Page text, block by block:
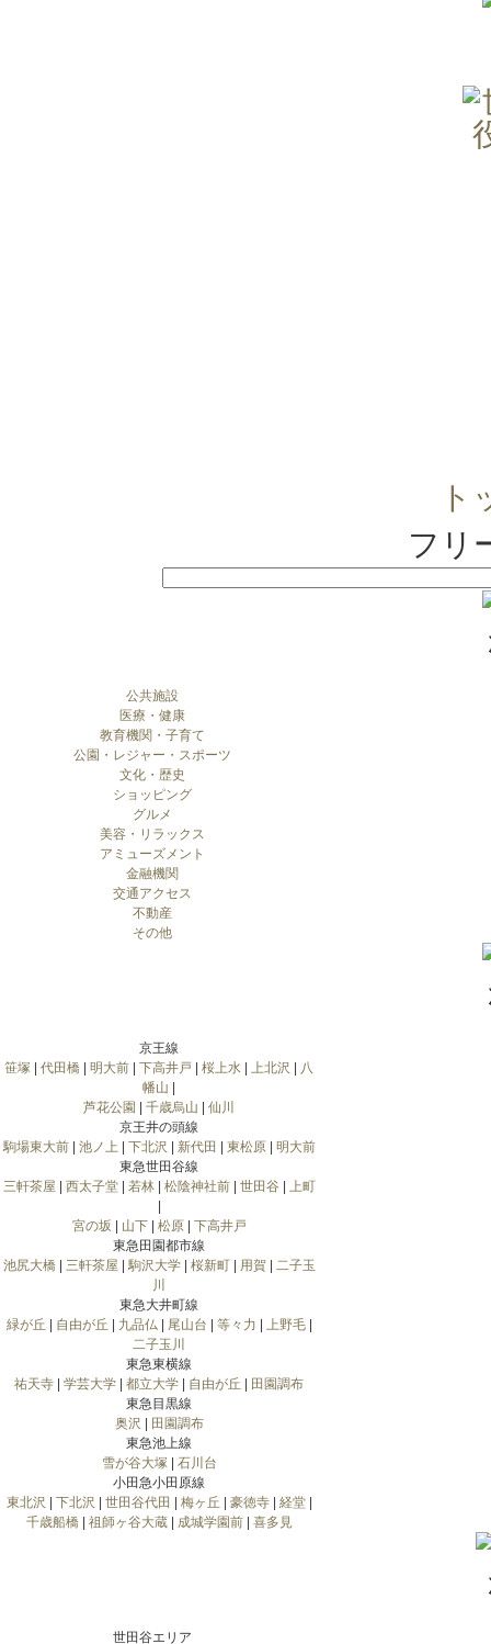
ト
フリ
公共施設
医療・健康
教育機関・子育て
公園・レジャー・スポーツ
文化・歴史
ショッピング
グルメ
美容・リラックス
アミューズメント
金融機関
交通アクセス
不動産
その他
京王線
笹塚
代田橋 明大前 下高井戸 桜上水 上北沢
八
幡山
芦花公園
千歳烏山
仙川
京王井の頭線
駒場東大前| 池ノ上 下北沢 新代田 東松原| 明大前
東急世田谷線
三軒茶屋
西太子堂| 若林| 松陰神社前| 世田谷
上町
宮の坂
山下| 松原| 下高井戸
東急田園都市線
池尻大橋| 三軒茶屋 駒沢大学| 桜新町| 用賀| 二子玉
川
東急大井町線
緑が丘
自由が丘 九品仏| 尾山台 等々力 上野毛|
二子玉川
東急東横線
祐天寺
学芸大学 都立大学 自由が丘
田園調布
東急目黒線
奥沢
田園調布
東急池上線
雪が谷大塚| 石川台
小田急小田原線
東北沢
下北沢 世田谷代田 梅ヶ丘 豪徳寺| 経堂|
千歳船橋| 祖師ヶ谷大蔵| 成城学園前| 喜多見
世田谷エリア